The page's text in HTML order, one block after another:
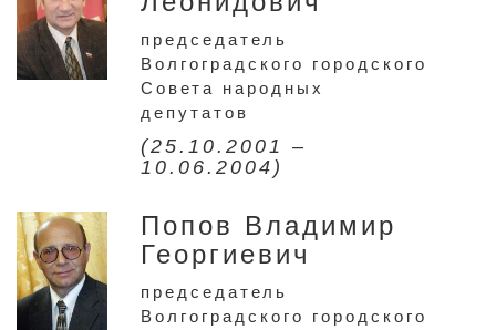
председатель
Волгоградского городского
Совета народных
депутатов
(25.10.2001 –
10.06.2004)
Попов Владимир
Георгиевич
председатель
Волгоградского городского